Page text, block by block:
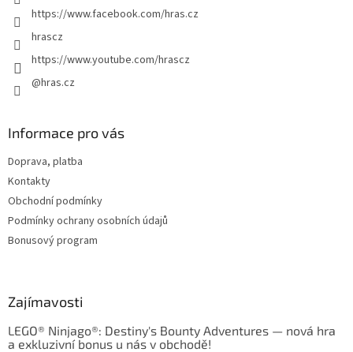
https://www.facebook.com/hras.cz
hrascz
https://www.youtube.com/hrascz
@hras.cz
Informace pro vás
Doprava, platba
Kontakty
Obchodní podmínky
Podmínky ochrany osobních údajů
Bonusový program
Zajímavosti
LEGO® Ninjago®: Destiny's Bounty Adventures — nová hra
a exkluzivní bonus u nás v obchodě!